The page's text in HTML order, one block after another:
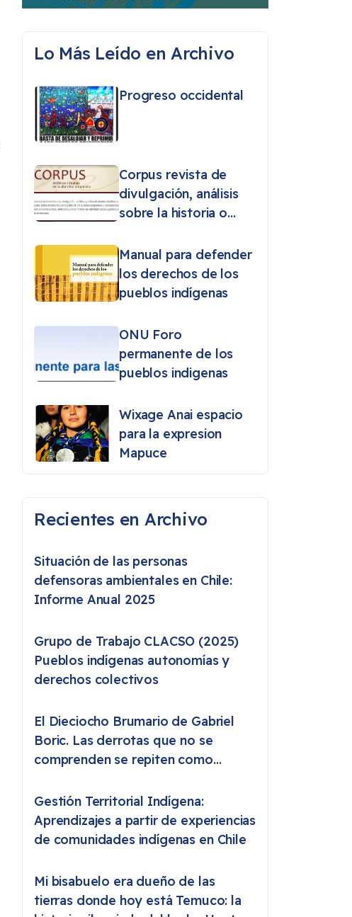
Lo Más Leído en Archivo
Progreso occidental
Corpus revista de
divulgación, análisis
sobre la historia o
pueblos originarios
Manual para defender
los derechos de los
pueblos indígenas
ONU Foro
permanente de los
pueblos indigenas
Wixage Anai espacio
para la expresion
Mapuce
Recientes en Archivo
Situación de las personas
defensoras ambientales en Chile:
Informe Anual 2025
Grupo de Trabajo CLACSO (2025)
Pueblos indígenas autonomías y
derechos colectivos
El Dieciocho Brumario de Gabriel
Boric. Las derrotas que no se
comprenden se repiten como
Gestión Territorial Indígena:
Aprendizajes a partir de experiencias
de comunidades indígenas en Chile
Mi bisabuelo era dueño de las
tierras donde hoy está Temuco: la